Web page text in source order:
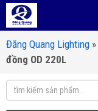
Đăng Quang Lighting »
đồng OD 220L